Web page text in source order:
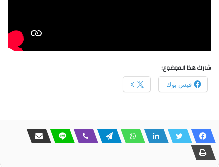
شارك هذا الموضوع:
فيس بوك X